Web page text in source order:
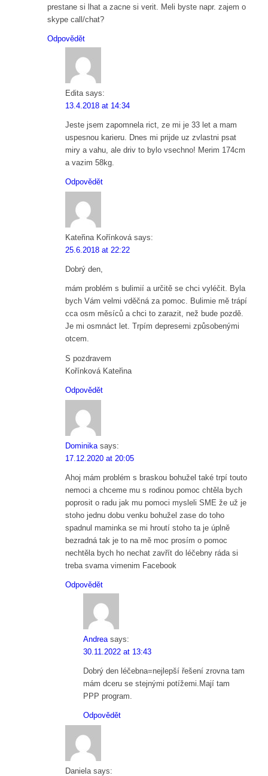
prestane si lhat a zacne si verit. Meli byste napr. zajem o
skype call/chat?
Odpovědět
Edita says:
13.4.2018 at 14:34
Jeste jsem zapomnela rict, ze mi je 33 let a mam
uspesnou karieru. Dnes mi prijde uz zvlastni psat
miry a vahu, ale driv to bylo vsechno! Merim 174cm
a vazim 58kg.
Odpovědět
Kateřina Kořínková says:
25.6.2018 at 22:22
Dobrý den,
mám problém s bulimií a určitě se chci vyléčit. Byla
bych Vám velmi vděčná za pomoc. Bulimie mě trápí
cca osm měsíců a chci to zarazit, než bude pozdě.
Je mi osmnáct let. Trpím depresemi způsobenými
otcem.
S pozdravem
Kořínková Kateřina
Odpovědět
Dominika says:
17.12.2020 at 20:05
Ahoj mám problém s braskou bohužel také trpí touto
nemoci a chceme mu s rodinou pomoc chtěla bych
poprosit o radu jak mu pomoci mysleli SME že už je
stoho jednu dobu venku bohužel zase do toho
spadnul maminka se mi hroutí stoho ta je úplně
bezradná tak je to na mě moc prosím o pomoc
nechtěla bych ho nechat zavřít do léčebny ráda si
treba svama vimenim Facebook
Odpovědět
Andrea says:
30.11.2022 at 13:43
Dobrý den léčebna=nejlepší řešení zrovna tam
mám dceru se stejnými potížemi.Mají tam
PPP program.
Odpovědět
Daniela says: